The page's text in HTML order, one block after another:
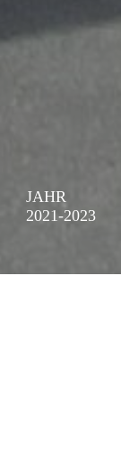
JAHR
2021-2023